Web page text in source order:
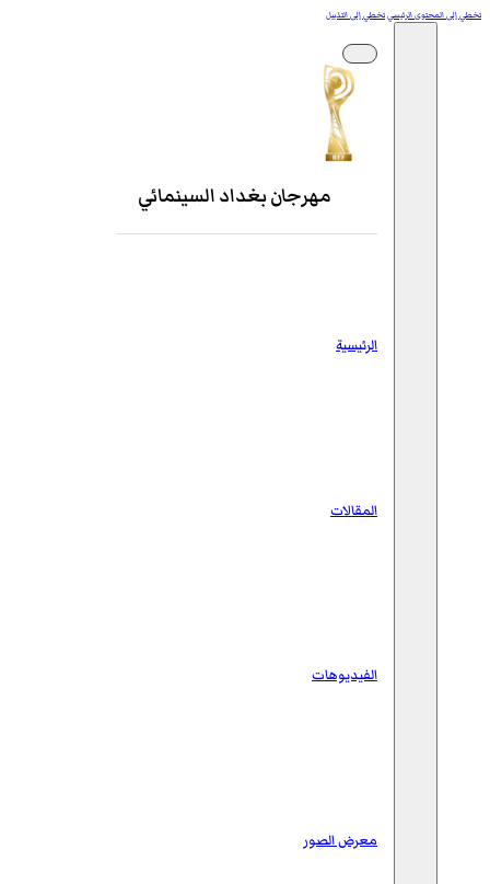
تخطي إلى المحتوى الرئيسيتخطي إلى التذييل
مهرجان بغداد السينمائي
الرئيسية
المقالات
الفيديوهات
معرض الصور